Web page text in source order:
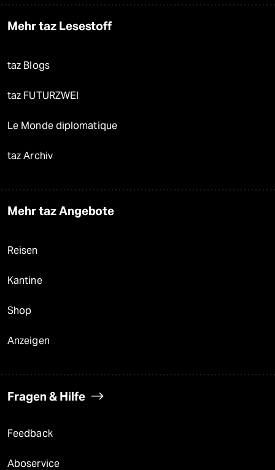
Mehr taz Lesestoff
taz Blogs
taz FUTURZWEI
Le Monde diplomatique
taz Archiv
Mehr taz Angebote
Reisen
Kantine
Shop
Anzeigen
Fragen & Hilfe
Feedback
Aboservice